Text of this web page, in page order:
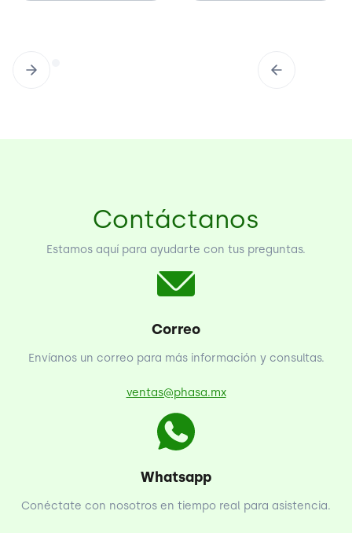
Contáctanos
Estamos aquí para ayudarte con tus preguntas.
Correo
Envíanos un correo para más información y consultas.
ventas@phasa.mx
Whatsapp
Conéctate con nosotros en tiempo real para asistencia.